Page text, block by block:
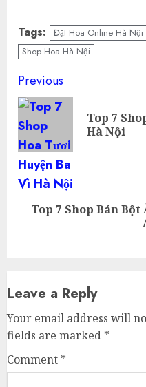
Tags: Đặt Hoa Online Hà Nội
Shop Hoa Hà Nội
Continue
Reading
Previous
Top 7
Hà Nội
Next
Top 7 Shop Bán
Leave a Reply
Your email address will
fields are marked *
Comment *